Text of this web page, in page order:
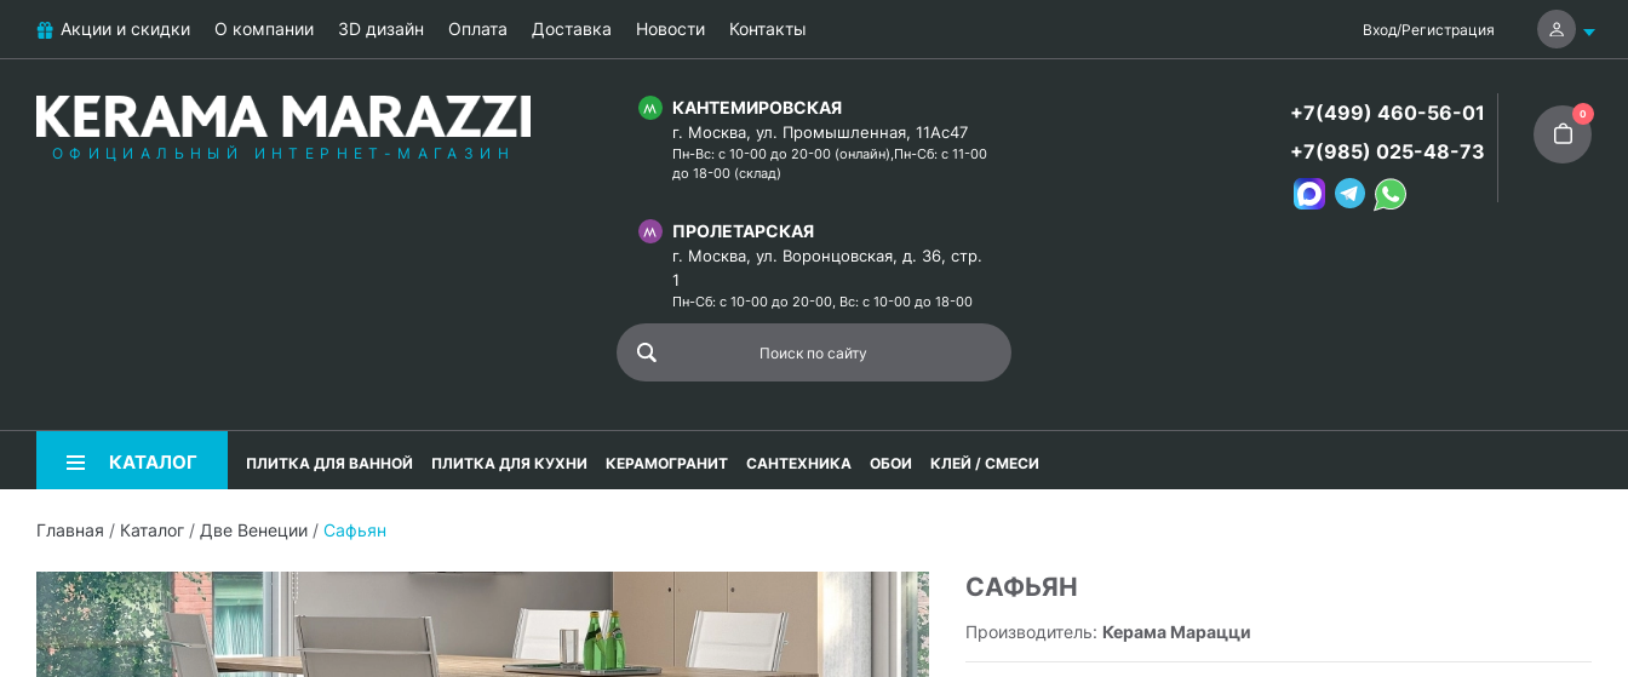
Акции и скидки О компании 3D дизайн Оплата Доставка Новости Контакты Вход/Регистрация
ОФИЦИАЛЬНЫЙ ИНТЕРНЕТ-МАГАЗИН
КАНТЕМИРОВСКАЯ
г. Москва, ул. Промышленная, 11Ас47
Пн-Вс: с 10-00 до 20-00 (онлайн),Пн-Сб: с 11-00
до 18-00 (склад)
ПРОЛЕТАРСКАЯ
г. Москва, ул. Воронцовская, д. 36, стр.
1
Пн-Сб: с 10-00 до 20-00, Вс: с 10-00 до 18-00
+7(499) 460-56-01
+7(985) 025-48-73
0
КАТАЛОГ ПЛИТКА ДЛЯ ВАННОЙ ПЛИТКА ДЛЯ КУХНИ КЕРАМОГРАНИТ САНТЕХНИКА ОБОИ КЛЕЙ / СМЕСИ
Главная / Каталог / Две Венеции / Сафьян
САФЬЯН
Производитель: Керама Марацци